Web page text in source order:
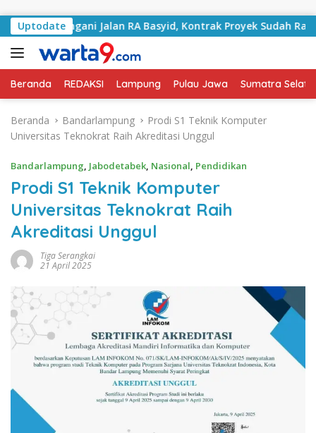
Uptodate
Tangani Jalan RA Basyid, Kontrak Proyek Sudah Rampung
Beranda REDAKSI Lampung Pulau Jawa Sumatra
Beranda Bandarlampung
Prodi S1 Teknik Komputer
Universitas Teknokrat Raih Akreditasi Unggul
Bandarlampung, Jabodetabek, Nasional, Pendidikan
Prodi S1 Teknik Komputer
Universitas Teknokrat Raih
Akreditasi Unggul
Tiga Serangkai
21 April 2025